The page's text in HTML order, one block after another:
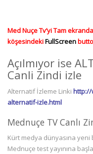
Med Nuçe Tv’yi Tam
köşesindekiFullScreen
Açılmıyor ise
Canli Zindi izle
Alternatif İzleme Linki http://
alternatif-izle.html
Mednuçe TV Canlı
Kürt medya dünyasına yeni
Mednuçe test yayınına